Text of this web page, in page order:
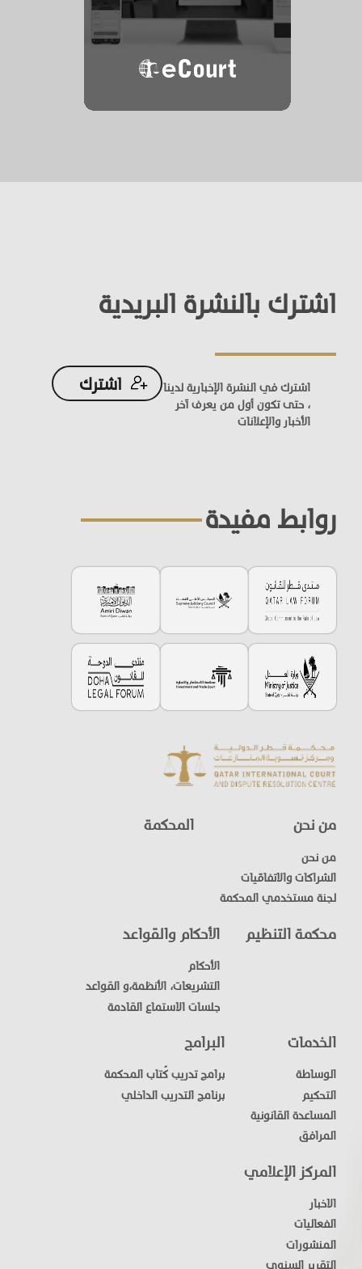
المحكمة
اشترك بالنشرة البريدية
اشترك في النشرة الإخبارية لدينا
، حتى تكون أول من يعرف آخر
الأخبار والإعلانات
اشترك
روابط مفيدة
من نحن
من نحن
الشراكات والاتفاقيات
لجنة مستخدمي المحكمة
المحكمة
محكمة التنظيم الأحكام والقواعد
الأحكام
التشريعات، الأنظمة،و القواعد
جلسات الاستماع القادمة
الخدمات
الوساطة
التحكيم
المساعدة القانونية
المرافق
البرامج
برامج تدريب كُتاب المحكمة
برنامج التدريب الداخلي
المركز الإعلامي
الاخبار
الفعاليات
المنشورات
التقرير السنوي